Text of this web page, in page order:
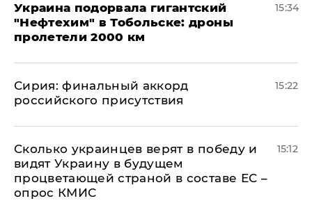
Украина подорвала гигантский
"Нефтехим" в Тобольске: дроны
пролетели 2000 км
15:34
​Сирия: финальный аккорд
российского присутствия
15:22
Сколько украинцев верят в победу и
видят Украину в будущем
процветающей страной в составе ЕС –
опрос КМИС
15:12